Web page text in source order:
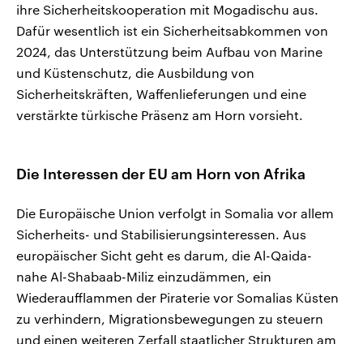
ihre Sicherheitskooperation mit Mogadischu aus.
Dafür wesentlich ist ein Sicherheitsabkommen von
2024, das Unterstützung beim Aufbau von Marine
und Küstenschutz, die Ausbildung von
Sicherheitskräften, Waffenlieferungen und eine
verstärkte türkische Präsenz am Horn vorsieht.
Die Interessen der EU am Horn von Afrika
Die Europäische Union verfolgt in Somalia vor allem
Sicherheits- und Stabilisierungsinteressen. Aus
europäischer Sicht geht es darum, die Al-Qaida-
nahe Al-Shabaab-Miliz einzudämmen, ein
Wiederaufflammen der Piraterie vor Somalias Küsten
zu verhindern, Migrationsbewegungen zu steuern
und einen weiteren Zerfall staatlicher Strukturen am